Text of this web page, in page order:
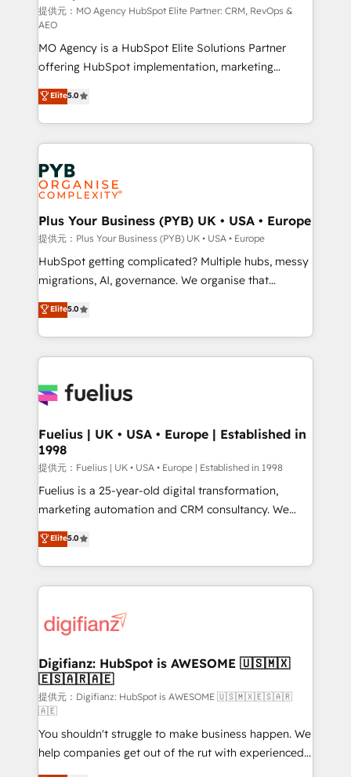
and implementation. - Pre-built and custom
integrations across your full tech stack. - Custom
object setup, CMS builds, and full-funnel automation.
- Dashboards, lifecycle campaigns, and lead
nurturing sequences. - Cross-hub setup across
Marketing, Sales, Operations, and Service Hubs. -
Ongoing optimization, managed support, and
scalable retainers. Let’s make HubSpot your most
powerful growth engine. Built to convert, scale, and
drive results.
提供元：MO Agency HubSpot Elite Partner: CRM, RevOps &
AEO
MO Agency is a HubSpot Elite Solutions Partner
offering HubSpot implementation, marketing
automation, CRM and RevOps consulting, data
architecture, sales enablement, lifecycle automation,
lead scoring and revenue reporting. HubSpot,
Salesforce and integrated enterprise stacks. Digital
Marketing, Answer Engine Optimisation, and
Generative Engine Optimisation (AI Search),
HubSpot Content Hub, WordPress development,
B2B SEO, paid media, and content. We work with
enterprise and growth-led companies across
technology, professional services, financial services
and industrial sectors. Offices in Johannesburg, Cape
implementations delivered. AI visibility coverage
across ChatGPT, Claude, Perplexity, Gemini and
Innovation HubSpot Impact Award - Platform
Migration Excellence HubSpot Impact Award -
professionals.
Elite5.0
Plus Your Business (PYB) UK • USA • Europe
提供元：Plus Your Business (PYB) UK • USA • Europe
HubSpot getting complicated? Multiple hubs, messy
migrations, AI, governance. We organise that
complexity, so your team can put HubSpot to work...
Welcome to our Profile! We help with: • CRM
implementation, reports, workflows, and team
training • CRM migration from Salesforce, Pipedrive,
custom API integrations with ERP (and other
operations A little about us: • Boutique 'Elite' team of
12 • 150+ clients across Sales Hub, Marketing Hub,
Service Hub, Data Hub and CMS • ISO/IEC
27001:2022, ISO 9001:2015, and ISO 42001:2023
certified - the AI management standard • GuardHub:
Ready for the next step? Click the 👈 '𝗖𝗼𝗻𝘁𝗮𝗰𝘁
𝗯𝘂𝘀𝗶𝗻𝗲𝘀𝘀' button to get in touch (𝘸𝘦'𝘳𝘦 𝘴𝘶𝘱𝘦𝘳
Elite5.0
Fuelius | UK • USA • Europe | Established in
1998
提供元：Fuelius | UK • USA • Europe | Established in 1998
Fuelius is a 25-year-old digital transformation,
marketing automation and CRM consultancy. We
enable mid-market and enterprise clients to
maximise their return from digital and fuel their
growth. We modernise platforms, streamline
operations that are causing inefficiencies, improve
supercharge revenue operations Key services: • CRM
Transformation / Web Development • RevOps &
Sales Consulting • Marketing Automation What
makes us different? 🚀 Top 0.5% of global HubSpot
agencies ⚙️ The strongest technical ability and
integration capabilities 💼 Consultative, long-term
partners who will embed ourselves into your
business, processes and systems 🏢 We specialise in
Elite5.0
Digifianz: HubSpot is AWESOME 🇺🇸🇲🇽
🇪🇸🇦🇷🇦🇪
提供元：Digifianz: HubSpot is AWESOME 🇺🇸🇲🇽🇪🇸🇦🇷
🇦🇪
You shouldn't struggle to make business happen. We
help companies get out of the rut with experienced,
process-oriented teams implementing HubSpot